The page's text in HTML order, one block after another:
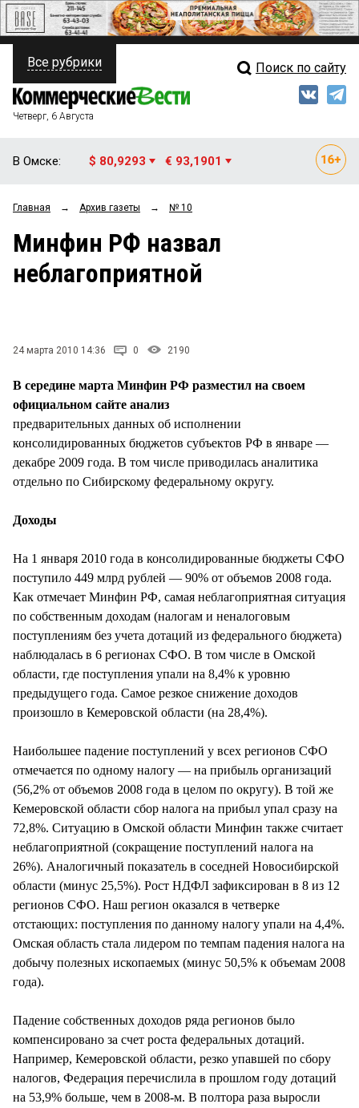
ПОЛИТИКА
ФИНАНСЫ
ОБЩЕСТВО
ЗАКОН
НОВОСТИ КОМПАНИЙ
СТИЛЬ ЖИЗНИ
Свежий выпуск
Рейтинги
Все рубрики Поиск по сайту
Четверг, 6 Августа
В Омске: $ 80,9293 € 93,1901
Главная → Архив газеты → № 10
Минфин РФ назвал
неблагоприятной
24 марта 2010 14:36 0 2190
В середине марта Минфин РФ разместил на своем
официальном сайте анализ
предварительных данных об исполнении
консолидированных бюджетов субъектов РФ в январе —
декабре 2009 года. В том числе приводилась аналитика
отдельно по Сибирскому федеральному округу.
Доходы
На 1 января 2010 года в консолидированные бюджеты СФО
поступило 449 млрд рублей — 90% от объемов 2008 года.
Как отмечает Минфин РФ, самая неблагоприятная ситуация
по собственным доходам (налогам и неналоговым
поступлениям без учета дотаций из федерального бюджета)
наблюдалась в 6 регионах СФО. В том числе в Омской
области, где поступления упали на 8,4% к уровню
предыдущего года. Самое резкое снижение доходов
произошло в Кемеровской области (на 28,4%).
Наибольшее падение поступлений у всех регионов СФО
отмечается по одному налогу — на прибыль организаций
(56,2% от объемов 2008 года в целом по округу). В той же
Кемеровской области сбор налога на прибыл упал сразу на
72,8%. Ситуацию в Омской области Минфин также считает
неблагоприятной (сокращение поступлений налога на
26%). Аналогичный показатель в соседней Новосибирской
области (минус 25,5%). Рост НДФЛ зафиксирован в 8 из 12
регионов СФО. Наш регион оказался в четверке
отстающих: поступления по данному налогу упали на 4,4%.
Омская область стала лидером по темпам падения налога на
добычу полезных ископаемых (минус 50,5% к объемам 2008
года).
Падение собственных доходов ряда регионов было
компенсировано за счет роста федеральных дотаций.
Например, Кемеровской области, резко упавшей по сбору
налогов, Федерация перечислила в прошлом году дотаций
на 53,9% больше, чем в 2008-м. В полтора раза выросли